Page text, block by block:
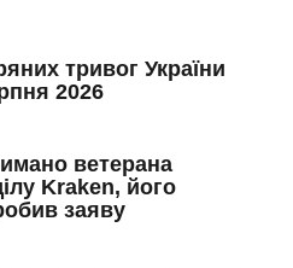
тривог України
2026
ветерана
Kraken, його
заяву